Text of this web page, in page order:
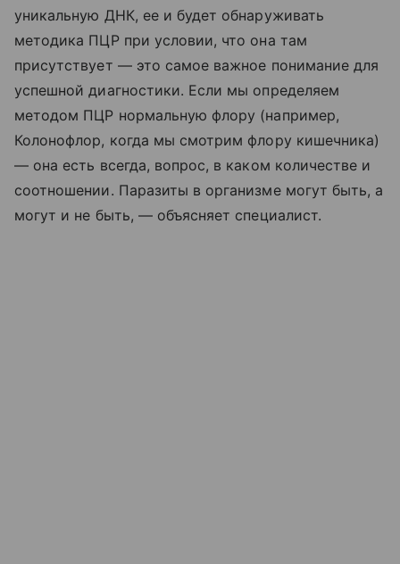
уникальную ДНК, ее и будет обнаруживать
методика ПЦР при условии, что она там
присутствует — это самое важное понимание для
успешной диагностики. Если мы определяем
методом ПЦР нормальную флору (например,
Колонофлор, когда мы смотрим флору кишечника)
— она есть всегда, вопрос, в каком количестве и
соотношении. Паразиты в организме могут быть, а
могут и не быть, — объясняет специалист.